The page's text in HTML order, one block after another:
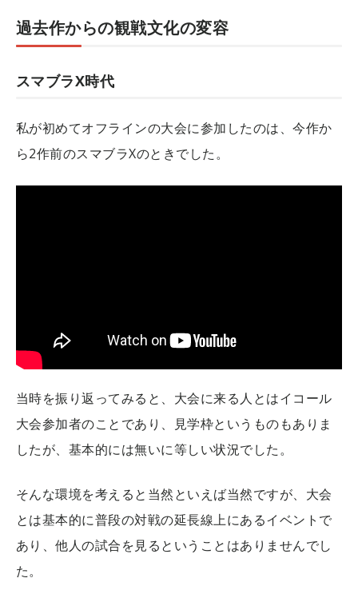
過去作からの観戦文化の変容
スマブラX時代
私が初めてオフラインの大会に参加したのは、今作か
ら2作前のスマブラXのときでした。
当時を振り返ってみると、大会に来る人とはイコール
大会参加者のことであり、見学枠というものもありま
したが、基本的には無いに等しい状況でした。
そんな環境を考えると当然といえば当然ですが、大会
とは基本的に普段の対戦の延長線上にあるイベントで
あり、他人の試合を見るということはありませんでし
た。